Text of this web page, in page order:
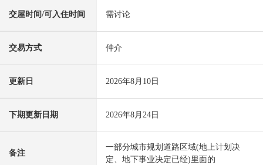
交屋时间/可入住时间 需讨论
交易方式 仲介
更新日 2026年8月10日
下期更新日期 2026年8月24日
备注
一部分城市规划道路区域(地上计划决
定、地下事业决定已经)里面的